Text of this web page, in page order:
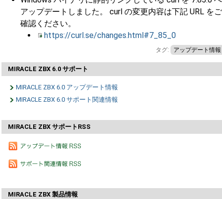
アップデートしました。 curl の変更内容は下記 URL をご
確認ください。
https://curl.se/changes.html#7_85_0
タグ: アップデート情報
MIRACLE ZBX 6.0 サポート
MIRACLE ZBX 6.0 アップデート情報
MIRACLE ZBX 6.0 サポート関連情報
MIRACLE ZBX サポートRSS
MIRACLE ZBX 製品情報